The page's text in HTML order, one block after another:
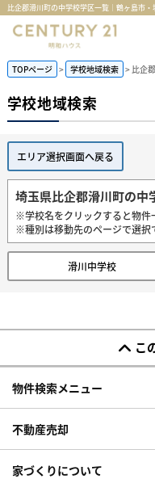
TOPページ 学校地域検索 比企
学校地域検索
エリア選択画面へ戻る
埼玉県比企郡滑川町の中
※学校名をクリックすると物件
※種別は移動先のページで選択
滑川中学校
こ
物件検索メニュー
不動産売却
家づくりについて